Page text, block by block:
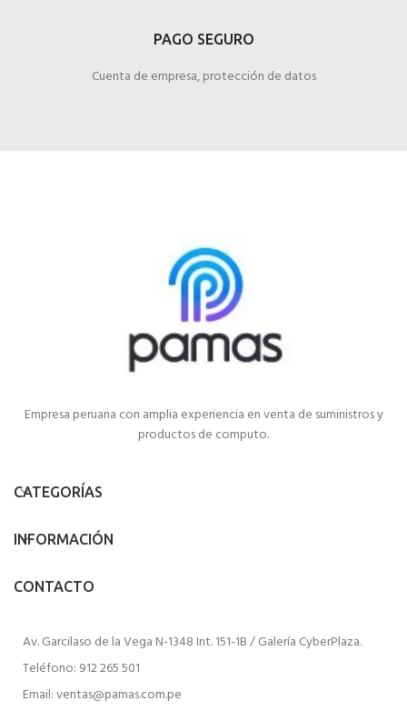
PAGO SEGURO
Cuenta de empresa, protección de datos
Empresa peruana con amplia experiencia en venta de suministros y
productos de computo.
CATEGORÍAS
INFORMACIÓN
CONTACTO
Av. Garcilaso de la Vega N-1348 Int. 151-1B / Galería CyberPlaza.
Teléfono: 912 265 501
Email: ventas@pamas.com.pe